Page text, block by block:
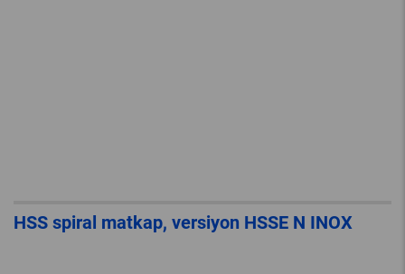
HSS spiral matkap, versiyon HSSE N INOX